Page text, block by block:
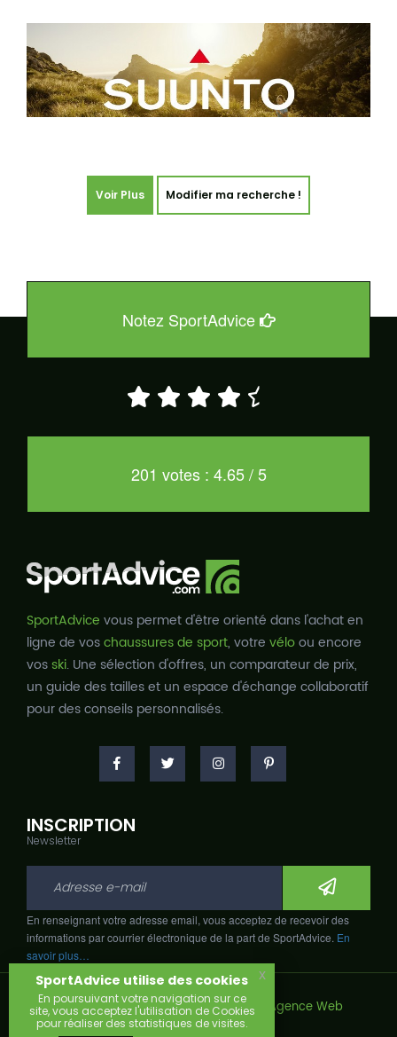
Voir Plus Modifier ma recherche !
Notez SportAdvice
201 votes : 4.65 / 5
SportAdvice vous permet d'être orienté dans l'achat en
ligne de voschaussures de sport, votre véloou encore
vosski. Une sélection d'offres, un comparateur de prix,
un guide des tailles et un espace d'échange collaboratif
pour des conseils personnalisés.
INSCRIPTION
Newsletter
En renseignant votre adresse email, vous acceptez de recevoir des
informations par courrier électronique de la part de SportAdvice. En
savoir plus…
Copyright © 2026, Développé avec par
Agence Web
Narobaz.
SportAdvice utilise des cookies
En poursuivant votre navigation sur ce
site, vous acceptez l'utilisation de Cookies
pour réaliser des statistiques de visites.
x